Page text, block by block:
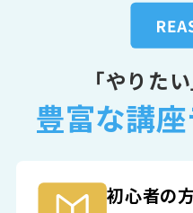
「やりた
豊富な講
初心者の